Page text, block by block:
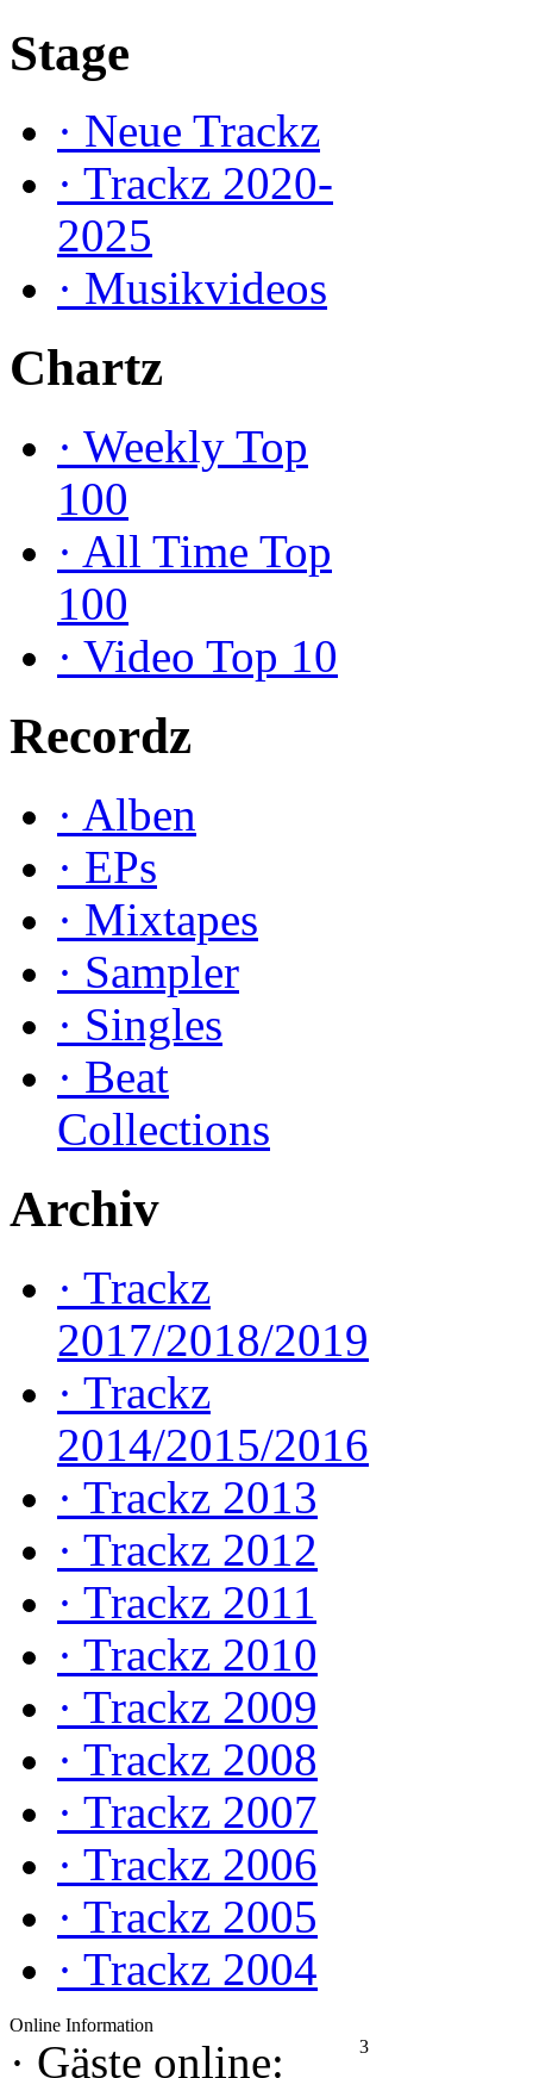
Stage
· Neue Trackz
· Trackz 2020-
2025
· Musikvideos
Chartz
· Weekly Top
100
· All Time Top
100
· Video Top 10
Recordz
· Alben
· EPs
· Mixtapes
· Sampler
· Singles
· Beat
Collections
Archiv
· Trackz
2017/2018/2019
· Trackz
2014/2015/2016
· Trackz 2013
· Trackz 2012
· Trackz 2011
· Trackz 2010
· Trackz 2009
· Trackz 2008
· Trackz 2007
· Trackz 2006
· Trackz 2005
· Trackz 2004
Online Information
· Gäste online: 3